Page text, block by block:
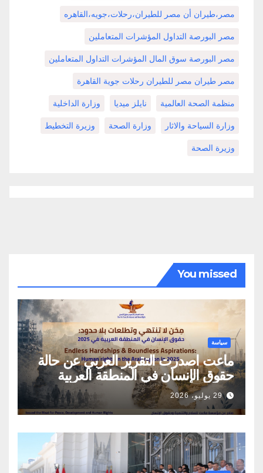
مصر،طيران أن مصر للطيران،رحلات،جويه،القاهره
مصر البورصة التداول المؤشرات المتعاملين
مصر البورصة سوق المال المؤشرات التداول المتعاملين
مصر طيران مصر للطيران رحلات جوية القاهرة
منظمة الصحة العالمية نايلز ميديا وزارة الداخلية
وزارة السياحة والاثار وزارة الصحة وزيرة التخطيط
وزيرة الصحة
You missed
سياسة
ماعت اصدرت التقرير العربي عن حالة
حقوق الإنسان في المنطقة العربية
29 يوليو، 2026